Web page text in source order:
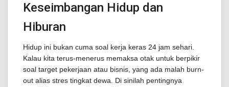
Keseimbangan Hidup dan
Hiburan
Hidup ini bukan cuma soal kerja keras 24 jam sehari.
Kalau kita terus-menerus memaksa otak untuk berpikir
soal target pekerjaan atau bisnis, yang ada malah burn-
out alias stres tingkat dewa. Di sinilah pentingnya